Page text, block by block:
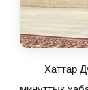
Хаттар